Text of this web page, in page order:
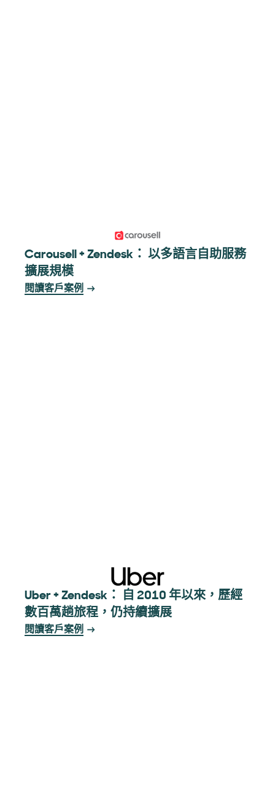
Carousell + Zendesk： 以多語言自助服務
擴展規模
閱讀客戶案例
Uber + Zendesk： 自 2010 年以來，歷經
數百萬趟旅程，仍持續擴展
閱讀客戶案例